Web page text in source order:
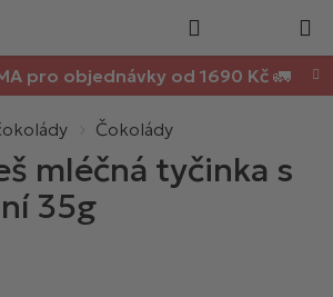
pro objednávky od 1690 Kč 🚛
košík
Čokolády
mléčná tyčinka s
35g